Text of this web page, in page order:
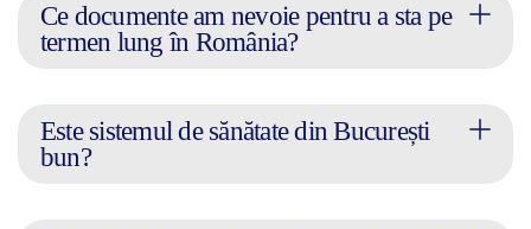
Ce documente am nevoie pentru a sta pe
termen lung în România?
Este sistemul de sănătate din București
bun?